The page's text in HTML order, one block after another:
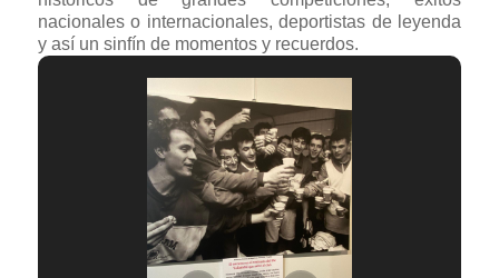
nacionales o internacionales, deportistas de leyenda
y así un sinfín de momentos y recuerdos.